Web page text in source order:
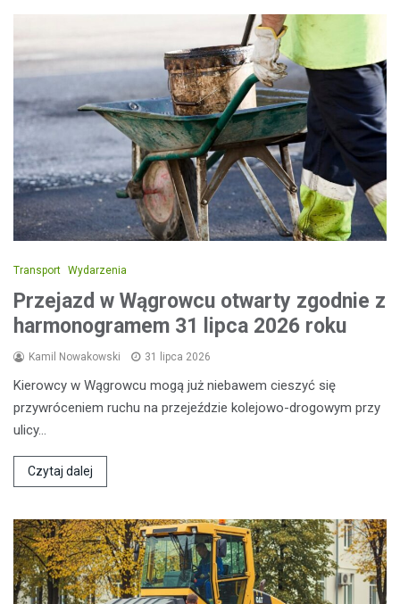
Transport Wydarzenia
Przejazd w Wągrowcu otwarty zgodnie z
harmonogramem 31 lipca 2026 roku
Kamil Nowakowski 31 lipca 2026
Kierowcy w Wągrowcu mogą już niebawem cieszyć się
przywróceniem ruchu na przejeździe kolejowo-drogowym przy
ulicy…
Czytaj dalej